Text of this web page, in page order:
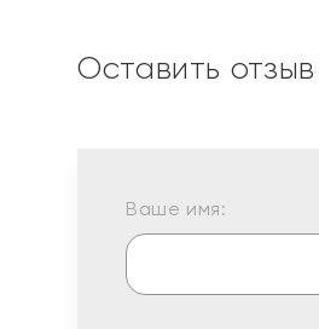
Оставить отзыв
Ваше имя: